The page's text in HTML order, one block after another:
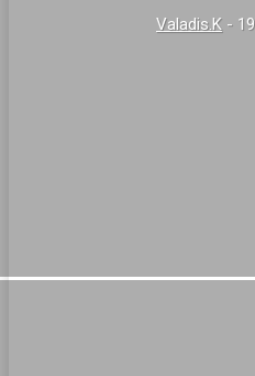
Valadis.k -